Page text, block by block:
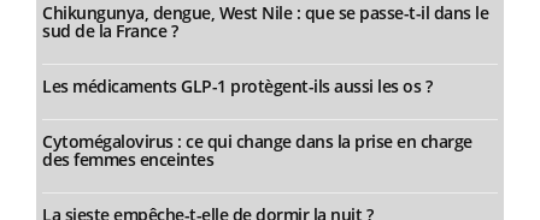
Chikungunya, dengue, West Nile : que se passe-t-il dans le
sud de la France ?
Les médicaments GLP-1 protègent-ils aussi les os ?
Cytomégalovirus : ce qui change dans la prise en charge
des femmes enceintes
La sieste empêche-t-elle de dormir la nuit ?